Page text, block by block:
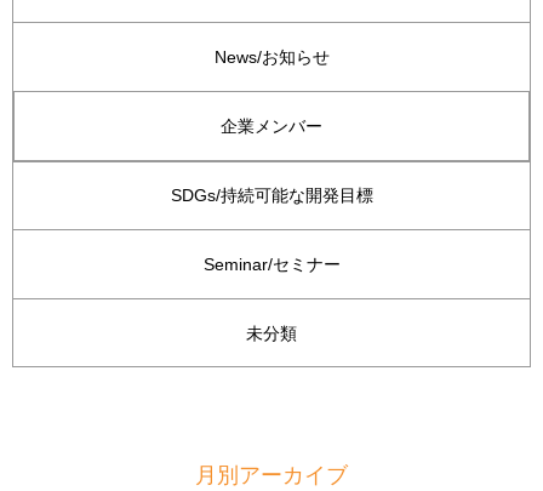
News/お知らせ
企業メンバー
SDGs/持続可能な開発目標
Seminar/セミナー
未分類
月別アーカイブ